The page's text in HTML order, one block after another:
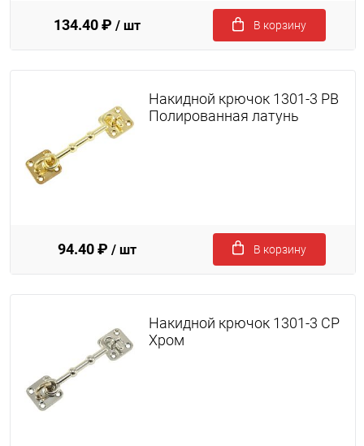
134.40 ₽ / шт В корзину
Накидной крючок 1301-3 PB
Полированная латунь
94.40 ₽ / шт В корзину
Накидной крючок 1301-3 CP
Хром